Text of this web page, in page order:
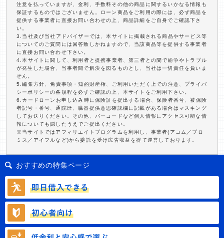
注意を払っていますが、金利、手数料その他の商品に関するいかなる情報も
保証するものではございません。ローン商品をご利用の際には、必ず商品を
提供する事業者に直接お問い合わせの上、商品詳細をご自身でご確認下さ
い。
3.当社及び当社アドバイザーでは、本サイトに掲載される商品やサービス等
についてのご質問には回答致しかねますので、当該商品等を提供する事業者
に直接お問い合わせ下さい。
4.本サイトに関して、利用者と提携事業者、第三者との間で紛争やトラブル
が発生した場合、当事者間で解決を図るものとし、当社は一切責任を負いま
せん。
5.編集方針、免責事項・知的財産権、ご利用いただく上での注意、プライバ
シーポリシーの各規程を必ずご確認の上、本サイトをご利用下さい。
6.カードローンお申し込み時に保険証を提出する場合、保険者番号、被保険
者記号・番号、通院歴、臓器提供意思確認欄に記載がある場合はマスキング
してお送りください。その他、バーコードなど個人情報にアクセス可能な情
報についても隠したうえでご提出ください。
※当サイトではアフィリエイトプログラムを利用し、事業者(アコム／プロ
ミス／アイフルなど)から委託を受け広告収益を得て運営しております。
おすすめの特集ページ